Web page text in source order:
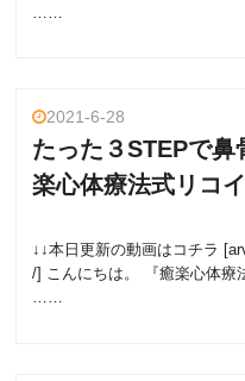
2021-6-28
たった３STEPで
楽心体療法式リコ
↓↓本日更新の動画はコチラ
/] こんにちは。 『癒楽心体療
……